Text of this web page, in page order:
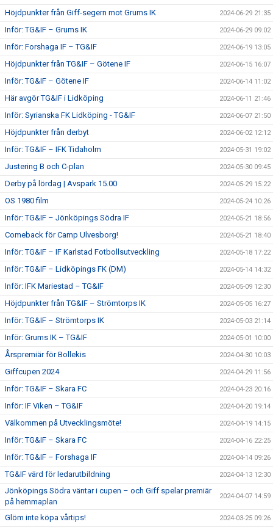
Höjdpunkter från Giff-segern mot Grums IK 2024-06-29 21:35
Inför: TG&IF – Grums IK 2024-06-29 09:02
Inför: Forshaga IF – TG&IF 2024-06-19 13:05
Höjdpunkter från TG&IF – Götene IF 2024-06-15 16:07
Inför: TG&IF – Götene IF 2024-06-14 11:02
Här avgör TG&IF i Lidköping 2024-06-11 21:46
Inför: Syrianska FK Lidköping - TG&IF 2024-06-07 21:50
Höjdpunkter från derbyt 2024-06-02 12:12
Inför: TG&IF – IFK Tidaholm 2024-05-31 19:02
Justering B och C-plan 2024-05-30 09:45
Derby på lördag | Avspark 15.00 2024-05-29 15:22
OS 1980 film 2024-05-24 10:26
Inför: TG&IF – Jönköpings Södra IF 2024-05-21 18:56
Comeback för Camp Ulvesborg! 2024-05-21 18:40
Inför: TG&IF – IF Karlstad Fotbollsutveckling 2024-05-18 17:22
Inför: TG&IF – Lidköpings FK (DM) 2024-05-14 14:32
Inför: IFK Mariestad – TG&IF 2024-05-09 12:30
Höjdpunkter från TG&IF – Strömtorps IK 2024-05-05 16:27
Inför: TG&IF – Strömtorps IK 2024-05-03 21:14
Inför: Grums IK – TG&IF 2024-05-01 10:00
Årspremiär för Bollekis 2024-04-30 10:03
Giffcupen 2024 2024-04-29 11:56
Inför: TG&IF – Skara FC 2024-04-23 20:16
Inför: IF Viken – TG&IF 2024-04-20 19:14
Välkommen på Utvecklingsmöte! 2024-04-19 14:15
Inför: TG&IF – Skara FC 2024-04-16 22:25
Inför: TG&IF – Forshaga IF 2024-04-14 09:26
TG&IF värd för ledarutbildning 2024-04-13 12:30
Jönköpings Södra väntar i cupen – och Giff spelar premiär
på hemmaplan
2024-04-07 14:59
Glöm inte köpa vårtips! 2024-03-25 09:26